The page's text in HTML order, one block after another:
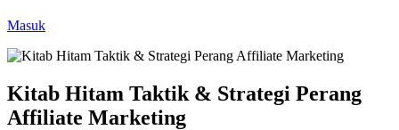
Masuk
Kitab Hitam Taktik & Strategi Perang
Affiliate Marketing